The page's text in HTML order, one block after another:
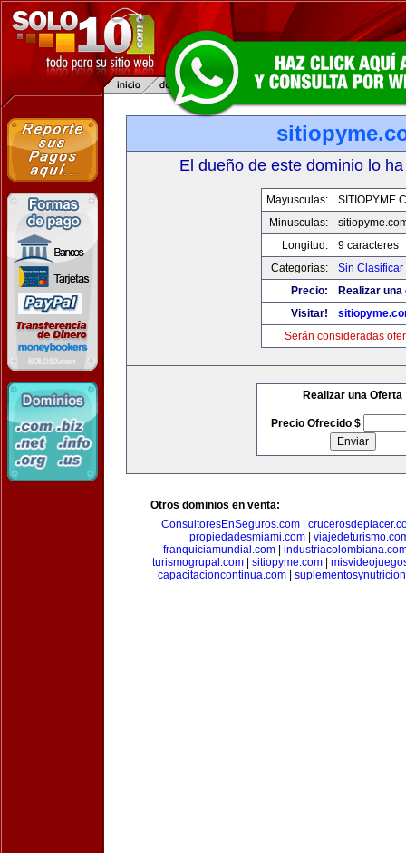
El dueño de este dominio lo
Mayusculas:
Minusculas:
Longitud:
9 caracteres
Categorias:
Sin Clasificar
Precio:
Realizar
Visitar!
Serán consideradas
Realizar una Oferta
Precio Ofrecido $
Otros dominios en venta:
ConsultoresEnSeguros.com|
propiedadesmiami.com|
franquiciamundial.com
turismogrupal.com
sitiopyme.com
capacitacioncontinua.com